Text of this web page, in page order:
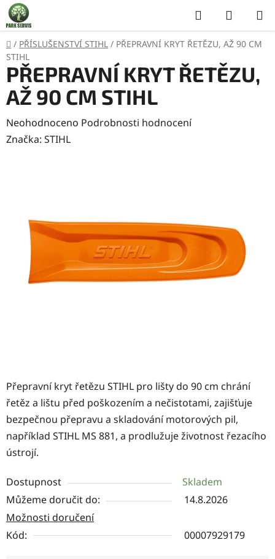
Přejít
na
obsah
Hledat
KOŠÍK
Domů
/ PŘÍSLUŠENSTVÍ STIHL / PŘEPRAVNÍ KRYT ŘETĚZU, AŽ 90 CM
STIHL
Přepravní kryt řetězu STIHL pro lišty do 90 cm chrání
řetěz a lištu před poškozením a nečistotami, zajišťuje
bezpečnou přepravu a skladování motorových pil,
například STIHL MS 881, a prodlužuje životnost řezacího
ústrojí.
Dostupnost
Skladem
Můžeme doručit do:
14.8.2026
Možnosti doručení
Kód:
00007929179
PŘEPRAVNÍ KRYT ŘETĚZU,
AŽ 90 CM STIHL
Průměrné
hodnocení
hvězdiček.
Neohodnoceno Podrobnosti hodnocení
Značka: STIHL